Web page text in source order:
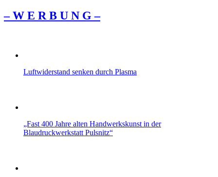
– W Ε R Β U Ν G –
Luftwiderstand senken durch Plasma
„Fast 400 Jahre alten Handwerkskunst in der
Blaudruckwerkstatt Pulsnitz“